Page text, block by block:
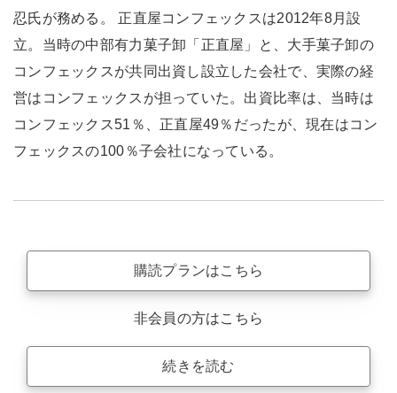
忍氏が務める。 正直屋コンフェックスは2012年8月設
立。当時の中部有力菓子卸「正直屋」と、大手菓子卸の
コンフェックスが共同出資し設立した会社で、実際の経
営はコンフェックスが担っていた。出資比率は、当時は
コンフェックス51％、正直屋49％だったが、現在はコン
フェックスの100％子会社になっている。
購読プランはこちら
非会員の方はこちら
続きを読む